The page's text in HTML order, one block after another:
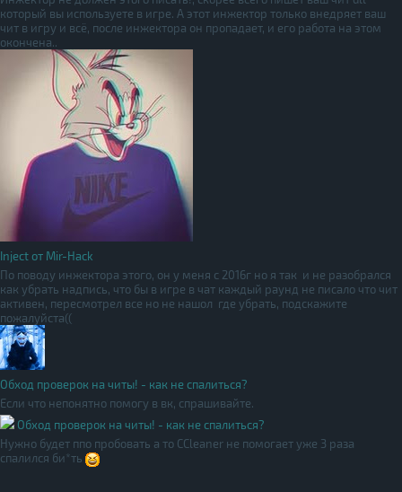
который вы используете в игре. А этот инжектор только внедряет ваш
чит в игру и всё, после инжектора он пропадает, и его работа на этом
окончена..
Inject от Mir-Hack
По поводу инжектора этого, он у меня с 2016г но я так и не разобрался
как убрать надпись, что бы в игре в чат каждый раунд не писало что чит
активен, пересмотрел все но не нашол где убрать, подскажите
пожалуйста((
Обход проверок на читы! - как не спалиться?
Если что непонятно помогу в вк, спрашивайте.
Обход проверок на читы! - как не спалиться?
Нужно будет ппо пробовать а то CCleaner не помогает уже 3 раза
спалился би*ть